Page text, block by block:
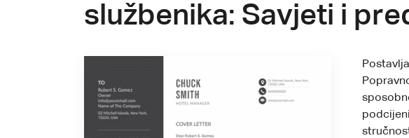
službenika: Savjeti i